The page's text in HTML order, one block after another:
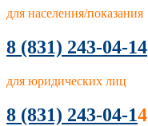
для населения/показания
8 (831) 243-04-14
для юридических лиц
8 (831) 243-04-14